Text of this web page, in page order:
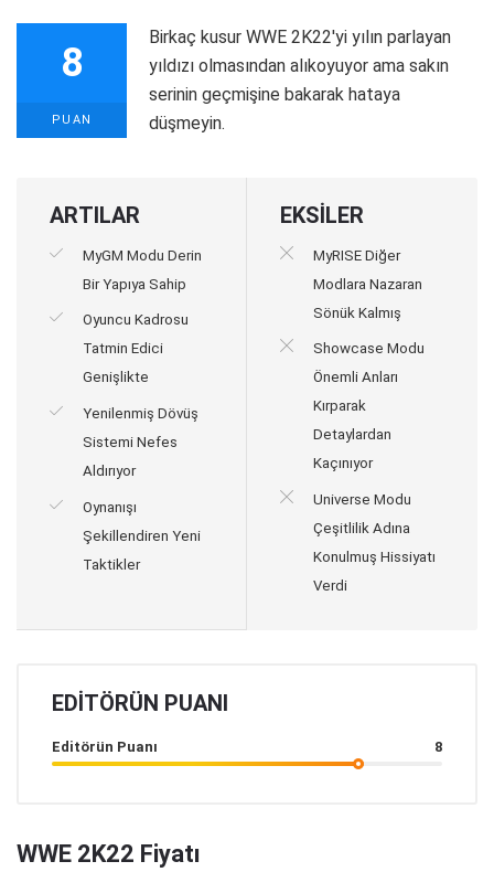
8
PUAN
Birkaç kusur WWE 2K22'yi yılın parlayan
yıldızı olmasından alıkoyuyor ama sakın
serinin geçmişine bakarak hataya
düşmeyin.
ARTILAR
MyGM Modu Derin
Bir Yapıya Sahip
Oyuncu Kadrosu
Tatmin Edici
Genişlikte
Yenilenmiş Dövüş
Sistemi Nefes
Aldırıyor
Oynanışı
Şekillendiren Yeni
Taktikler
EKSİLER
MyRISE Diğer
Modlara Nazaran
Sönük Kalmış
Showcase Modu
Önemli Anları
Kırparak
Detaylardan
Kaçınıyor
Universe Modu
Çeşitlilik Adına
Konulmuş Hissiyatı
Verdi
EDITÖRÜN PUANI
Editörün Puanı 8
WWE 2K22 Fiyatı